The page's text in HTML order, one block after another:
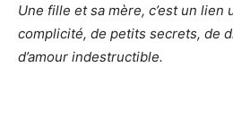
Une fille et sa mère, c’est un
complicité, de petits secrets, de
d’amour indestructible.